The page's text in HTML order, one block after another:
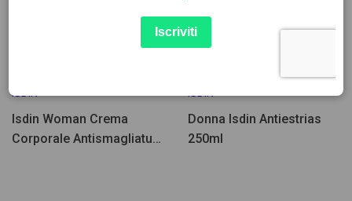
ISDIN
Isdin Woman Crema
Corporale Antismagliature
Donna Isdin Antiestrias
250ml